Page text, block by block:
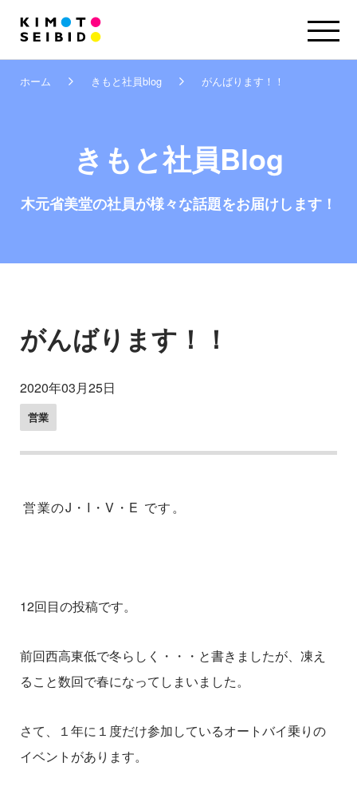
ホーム きもと社員blog がんばります！！
きもと社員Blog
木元省美堂の社員が様々な話題をお届けします！
がんばります！！
2020年03月25日
営業
営業のJ ・ I ・V ・ E です。
12回目の投稿です。
前回西高東低で冬らしく・・・と書きましたが、凍え
ること数回で春になってしまいました。
さて、１年に１度だけ参加しているオートバイ乗りの
イベントがあります。